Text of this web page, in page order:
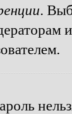
.